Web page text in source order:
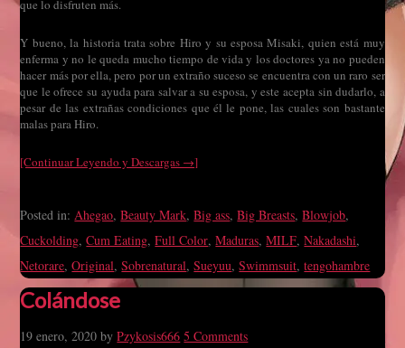
que lo disfruten más.
Y bueno, la historia trata sobre Hiro y su esposa Misaki, quien está muy
enferma y no le queda mucho tiempo de vida y los doctores ya no pueden
hacer más por ella, pero por un extraño suceso se encuentra con un raro ser
que le ofrece su ayuda para salvar a su esposa, y este acepta sin dudarlo, a
pesar de las extrañas condiciones que él le pone, las cuales son bastante
malas para Hiro.
[Continuar Leyendo y Descargas →]
Posted in:Ahegao,Beauty Mark,Big ass,Big Breasts,Blowjob,
Cuckolding,Cum Eating,Full Color,Maduras,MILF,Nakadashi,
Netorare,Original,Sobrenatural,Sueyuu,Swimmsuit,tengohambre
Colándose
19 enero, 2020 byPzykosis666 5 Comments